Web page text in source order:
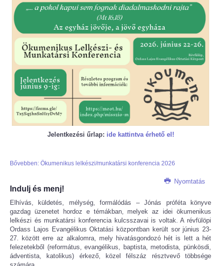
Jelentkezési űrlap: ide kattintva érhető el !
Bővebben: Ökumenikus lelkészi/munkatársi konferencia 2026
Nyomtatás
Indulj és menj!
Elhívás, küldetés, mélység, formálódás – Jónás próféta könyve
gazdag üzenetet hordoz e témákban, melyek az idei ökumenikus
lelkészi és munkatársi konferencia kulcsszavai is voltak. A révfülöpi
Ordass Lajos Evangélikus Oktatási központban került sor június 23-
27. között erre az alkalomra, mely hivatásgondozó hét is lett a hét
felezetekből (református, evangélikus, baptista, metodista, pünkösdi,
ádventista, katolikus) érkező, közel félszáz résztvevő többsége